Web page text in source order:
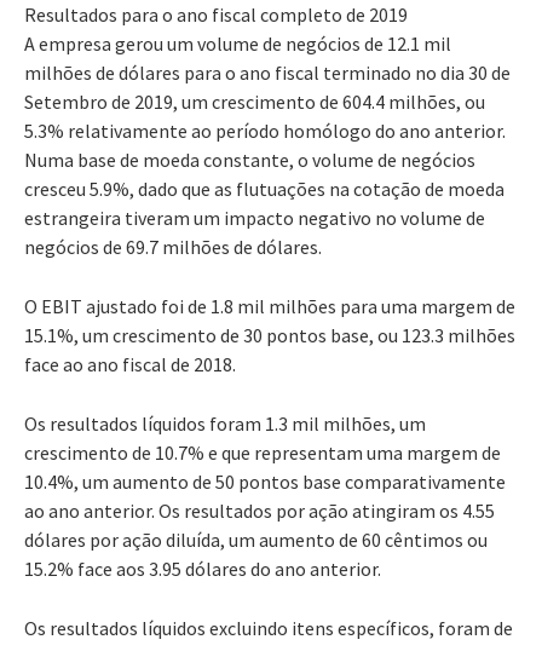
Resultados para o ano fiscal completo de 2019
A empresa gerou um volume de negócios de 12.1 mil
milhões de dólares para o ano fiscal terminado no dia 30 de
Setembro de 2019, um crescimento de 604.4 milhões, ou
5.3% relativamente ao período homólogo do ano anterior.
Numa base de moeda constante, o volume de negócios
cresceu 5.9%, dado que as flutuações na cotação de moeda
estrangeira tiveram um impacto negativo no volume de
negócios de 69.7 milhões de dólares.
O EBIT ajustado foi de 1.8 mil milhões para uma margem de
15.1%, um crescimento de 30 pontos base, ou 123.3 milhões
face ao ano fiscal de 2018.
Os resultados líquidos foram 1.3 mil milhões, um
crescimento de 10.7% e que representam uma margem de
10.4%, um aumento de 50 pontos base comparativamente
ao ano anterior. Os resultados por ação atingiram os 4.55
dólares por ação diluída, um aumento de 60 cêntimos ou
15.2% face aos 3.95 dólares do ano anterior.
Os resultados líquidos excluindo itens específicos, foram de